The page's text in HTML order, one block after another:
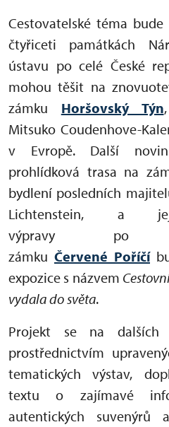
Cestovatelské téma
čtyřiceti památkách
ústavu po celé České
mohou těšit na
zámku Horšovský Týn
Mitsuko Coudenhove-
v Evropě. Další
prohlídková trasa na
bydlení posledních
Lichtenstein, a
výpravy po
zámku Červené Poříčí
expozice s názvem
vydala do světa.
Projekt se na dalších
prostřednictvím
tematických výstav,
textu o zajímavé
autentických